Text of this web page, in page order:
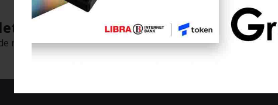
ul nostru
reducerile cu timp limitat!